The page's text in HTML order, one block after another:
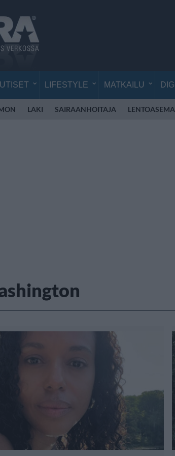
LIFESTYLE MATKAILU DIGI
LAKI SAIRAANHOITAJA LENTOASEMA